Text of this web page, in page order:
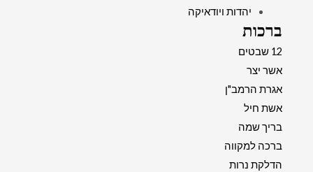
יהדות ויודאיקה
ברכות
12 שבטים
אשר יצר
אגרת הרמב"ן
אשת חיל
בריך שמה
ברכה למקווה
הדלקת נרות